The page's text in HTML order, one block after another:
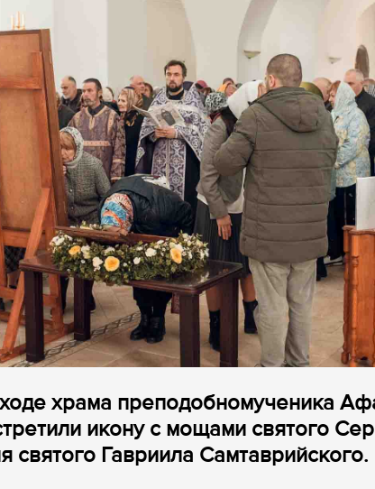
храма преподобномученика
икону с мощами святого
святого Гавриила Самтаврийского.